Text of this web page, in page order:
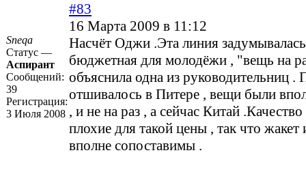
Sneqa
Статус —
Аспирант
Сообщений:
39
Регистрация:
3 Июля 2008
#83
16 Марта 2009 в 11:12
Насчёт Оджи .Эта линия
бюджетная для молодёжи , "вещь на
объяснила одна из руководительниц .
отшивалось в Питере , вещи были
, и не на раз , а сейчас Китай
плохие для такой цены , так что жакет
вполне сопоставимы .